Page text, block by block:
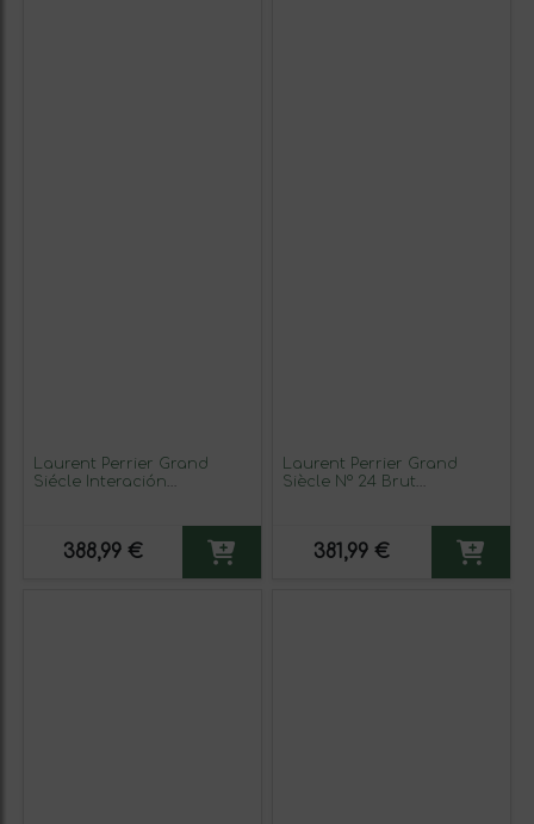
Laurent Perrier Grand
Siécle Interación
388,99 €
Laurent Perrier Grand
Siècle Nº 24 Brut
381,99 €